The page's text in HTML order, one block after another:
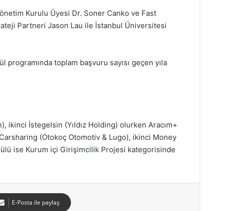
Kurulu Üyesi Dr. Soner Canko ve Fast
Partneri Jason Lau ile İstanbul Üniversitesi
toplam başvuru sayısı geçen yıla
İstegelsin (Yıldız Holding) olurken Aracım+
(Otokoç Otomotiv & Lugo), ikinci Money
ise Kurum içi Girişimcilik Projesi kategorisinde
E-Posta ile paylaş